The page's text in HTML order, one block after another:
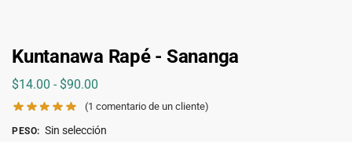
Kuntanawa Rapé - Sananga
$14.00 - $90.00
(1 comentario de un cliente)
PESO: Sin selección